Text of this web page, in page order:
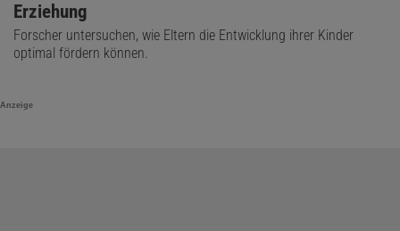
Erziehung
Forscher untersuchen, wie Eltern die Entwicklung ihrer Kinder
optimal fördern können.
Anzeige